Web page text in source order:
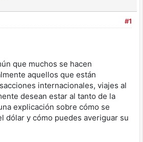
#1
que muchos se hacen
aquellos que están
internacionales, viajes al
desean estar al tanto de la
explicación sobre cómo se
dólar y cómo puedes averiguar su